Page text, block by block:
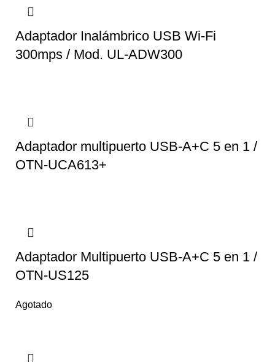
Adaptador Inalámbrico USB Wi-Fi
300mps / Mod. UL-ADW300
Adaptador multipuerto USB-A+C 5 en 1 /
OTN-UCA613+
Adaptador Multipuerto USB-A+C 5 en 1 /
OTN-US125
Agotado